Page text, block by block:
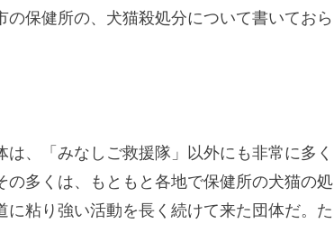
保健所の、犬猫殺処分について書いておら
、「みなしご救援隊」以外にも非常に多く
多くは、もともと各地で保健所の犬猫の処
粘り強い活動を長く続けて来た団体だ。た